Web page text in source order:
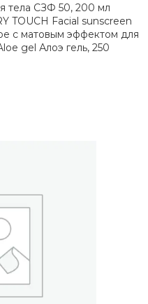
тела СЗФ 50, 200 мл
TOUCH Facial sunscreen
с матовым эффектом для
gel Алоэ гель, 250